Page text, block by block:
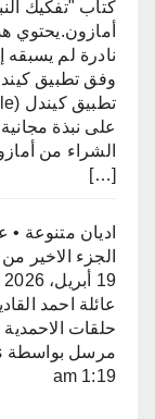
كتاب "تفكيك
أمازون.​يحتوي
وفق تطبيق
الشراء من
[…]
اديان متنوعة •
الجزء الاخير
19 أبريل، 2026
عائلة احمد
1:19 am